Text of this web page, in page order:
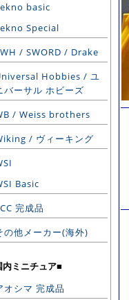
basic
Special
/ SWORD / Drake
Hobbies / ユ
バーサル ホビーズ
/ Weiss brothers
/ ヴィーキング
Basic
完成品
の他メーカー(海外)
内ミニチュア■
オシマ 完成品